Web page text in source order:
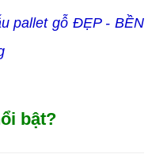
pallet gỗ ĐẸP - BỀN
bật?